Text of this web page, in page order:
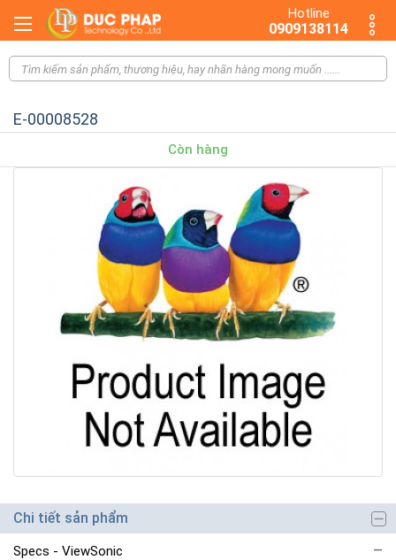
Hotline
0909138114
E-00008528
Còn hàng
Chi tiết sản phẩm
Specs - ViewSonic